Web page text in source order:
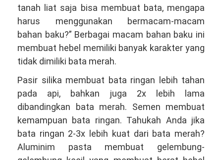
tanah liat saja bisa membuat bata, mengapa
harus menggunakan bermacam-macam
bahan baku?” Berbagai macam bahan baku ini
membuat hebel memiliki banyak karakter yang
tidak dimiliki bata merah.
Pasir silika membuat bata ringan lebih tahan
pada api, bahkan juga 2x lebih lama
dibandingkan bata merah. Semen membuat
kemampuan bata ringan. Tahukah Anda jika
bata ringan 2-3x lebih kuat dari bata merah?
Aluminim pasta membuat gelembung-